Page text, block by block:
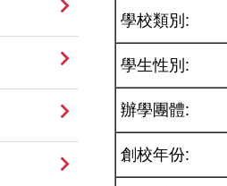
學校類別:
學生性別:
辦學團體:
創校年份: